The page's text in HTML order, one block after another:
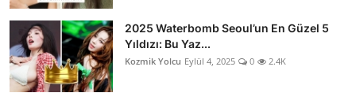
2025 Waterbomb Seoul’un En Güzel 5
Yıldızı: Bu Yaz...
Kozmik Yolcu Eylül 4, 2025 0 2.4K